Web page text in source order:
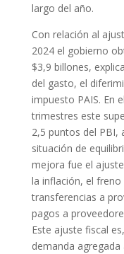
largo del año.
Con relación al
2024 el gobierno
$3,9 billones,
del gasto, el
impuesto PAIS. En
trimestres este
2,5 puntos del PBI,
situación de
mejora fue el
la inflación, el freno
transferencias a
pagos a
Este ajuste fiscal
demanda